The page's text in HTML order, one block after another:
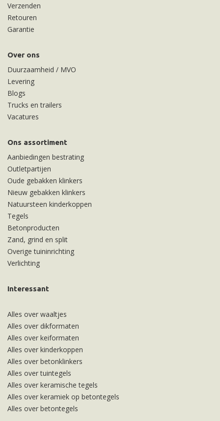
Verzenden
Retouren
Garantie
Over ons
Duurzaamheid / MVO
Levering
Blogs
Trucks en trailers
Vacatures
Ons assortiment
Aanbiedingen bestrating
Outletpartijen
Oude gebakken klinkers
Nieuw gebakken klinkers
Natuursteen kinderkoppen
Tegels
Betonproducten
Zand, grind en split
Overige tuininrichting
Verlichting
Interessant
Alles over waaltjes
Alles over dikformaten
Alles over keiformaten
Alles over kinderkoppen
Alles over betonklinkers
Alles over tuintegels
Alles over keramische tegels
Alles over keramiek op betontegels
Alles over betontegels